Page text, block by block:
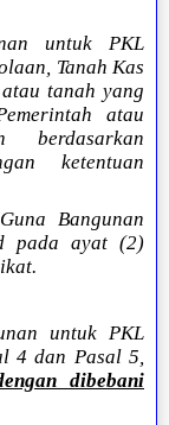
untuk PKL
Tanah Kas
tanah yang
atau
berdasarkan
ketentuan
Bangunan
pada ayat (2)
untuk PKL
4 dan Pasal 5,
dibebani